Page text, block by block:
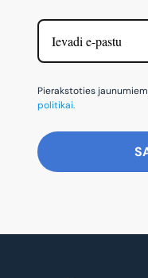
Pierakstoties
politikai.